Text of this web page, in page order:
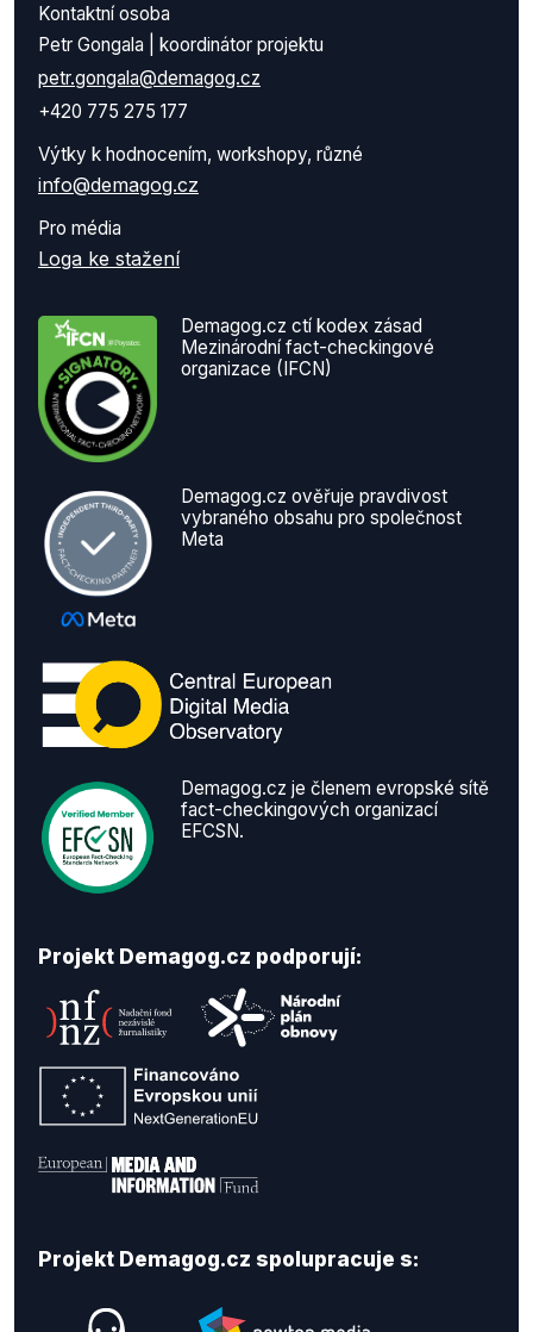
Kontaktní osoba
Petr Gongala | koordinátor projektu
petr.gongala@demagog.cz
+420 775 275 177
Výtky k hodnocením, workshopy, různé
info@demagog.cz
Pro média
Loga ke stažení
Demagog.cz ctí kodex zásad
Mezinárodní fact-checkingové
organizace (IFCN)
Demagog.cz ověřuje pravdivost
vybraného obsahu pro společnost
Meta
Demagog.cz je členem evropské sítě
fact-checkingových organizací
EFCSN.
Projekt Demagog.cz podporují:
Projekt Demagog.cz spolupracuje s: